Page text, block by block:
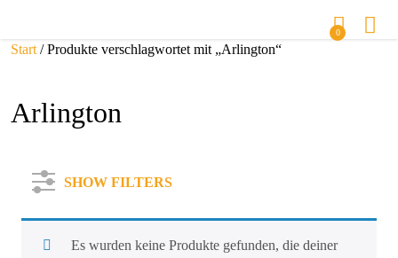
0
Start / Produkte verschlagwortet mit „Arlington“
Arlington
SHOW FILTERS
Es wurden keine Produkte gefunden, die deiner